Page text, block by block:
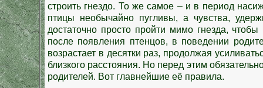
строить гнездо. То же самое – и в период
птицы необычайно пугливы, а чувства,
достаточно просто пройти мимо гнезда,
после появления птенцов, в поведении
возрастает в десятки раз, продолжая
близкого расстояния. Но перед этим
родителей. Вот главнейшие её правила.